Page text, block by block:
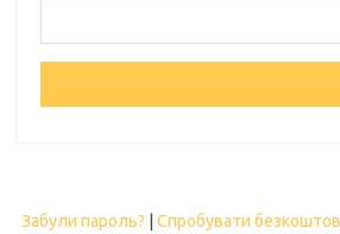
Забули пароль? Спробувати